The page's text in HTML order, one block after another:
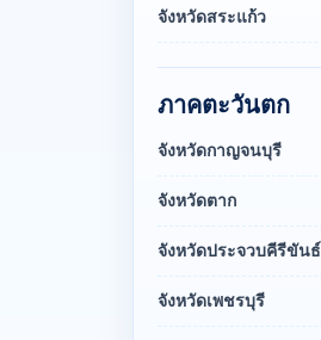
จังหวัดสระแก้ว
ภาคตะวันตก
จังหวัดกาญจนบุรี
จังหวัดตาก
จังหวัดประจวบคีรีขันธ์
จังหวัดเพชรบุรี